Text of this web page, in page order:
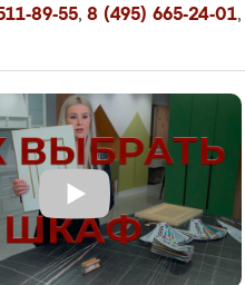
89-55, 8 (495) 665-24-01,